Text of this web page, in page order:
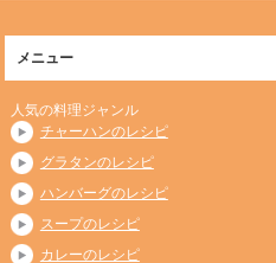
メニュー
人気の料理ジャンル
チャーハンのレシピ
グラタンのレシピ
ハンバーグのレシピ
スープのレシピ
カレーのレシピ